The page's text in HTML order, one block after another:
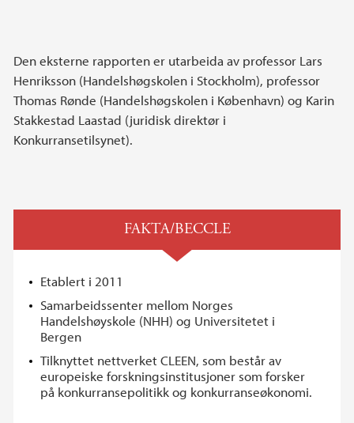
Den eksterne rapporten er utarbeida av professor Lars
Henriksson (Handelshøgskolen i Stockholm), professor
Thomas Rønde (Handelshøgskolen i København) og Karin
Stakkestad Laastad (juridisk direktør i
Konkurransetilsynet).
FAKTA/BECCLE
Etablert i 2011
Samarbeidssenter mellom Norges
Handelshøyskole (NHH) og Universitetet i
Bergen
Tilknyttet nettverket CLEEN, som består av
europeiske forskningsinstitusjoner som forsker
på konkurransepolitikk og konkurranseøkonomi.